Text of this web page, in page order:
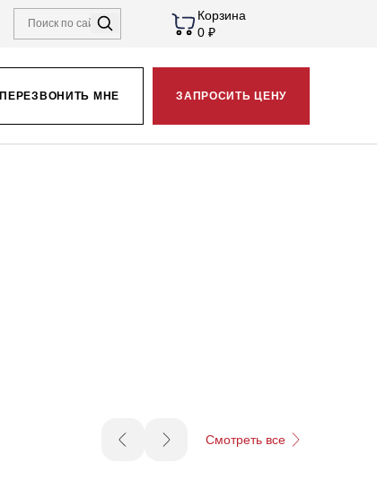
Корзина
0 ₽
ПЕРЕЗВОНИТЬ МНЕ ЗАПРОСИТЬ ЦЕНУ
Смотреть все